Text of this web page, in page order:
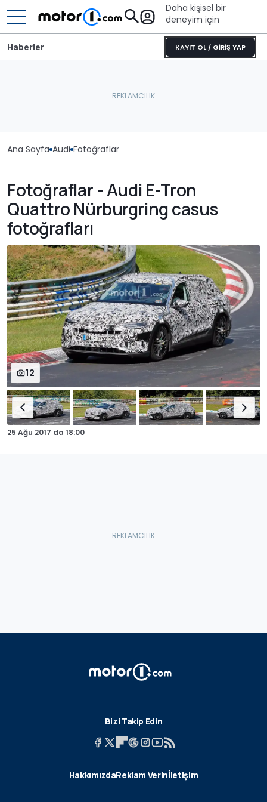
Daha kişisel bir
deneyim için
KAYIT OL / GİRİŞ YAP
Haberler
Ana Sayfa Audi Fotoğraflar
Fotoğraflar - Audi E-Tron
Quattro Nürburgring casus
fotoğrafları
12
25 Ağu 2017 da 18:00
Bizi Takip Edin
HakkımızdaReklam Verinİletişim